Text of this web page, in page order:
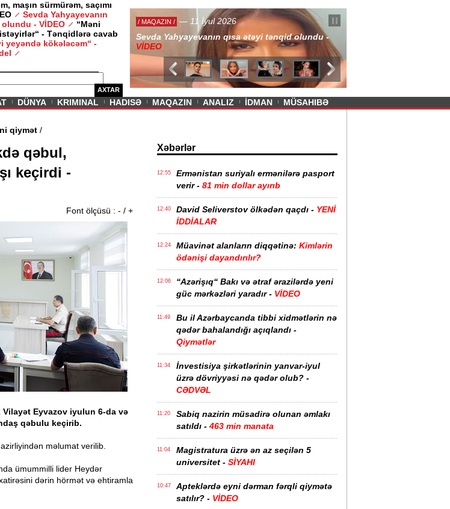
maşın sürmürəm, saçımı
Sevda Yahyayevanın
- VİDEO
“Məni
- Tənqidlərə cavab
yeyəndə kökələcəm“ -
AXTAR
/ MAQAZIN / — 11 İyul 2026
Sevda Yahyayevanın qısa ətəyi tənqid olundu -
VİDEO
DÜNYA KRIMINAL HADISƏ MAQAZIN ANALIZ İDMAN MÜSAHIBƏ
edir - Yeni qiymət
qəbul,
keçirdi -
Font ölçüsü : - / +
Eyvazov iyulun 6-da və
qəbulu keçirib.
məlumat verilib.
ümummilli lider Heydər
dərin hörmət və ehtiramla
Xəbərlər
12:55
Ermənistan suriyalı ermənilərə pasport
verir - 81 min dollar ayırıb
12:40 David Seliverstov ölkədən qaçdı - YENİ
İDDİALAR
12:24 Müavinət alanların diqqətinə: Kimlərin
ödənişi dayandırılır?
12:06
“Azərişıq“ Bakı və ətraf ərazilərdə yeni
güc mərkəzləri yaradır - VİDEO
11:49
Bu il Azərbaycanda tibbi xidmətlərin nə
qədər bahalandığı açıqlandı -
Qiymətlər
11:34
İnvestisiya şirkətlərinin yanvar-iyul
üzrə dövriyyəsi nə qədər olub? -
CƏDVƏL
11:20
Sabiq nazirin müsadirə olunan əmlakı
satıldı - 463 min manata
11:04
Magistratura üzrə ən az seçilən 5
universitet - SİYAHI
10:47
Apteklərdə eyni dərman fərqli qiymətə
satılır? - VİDEO